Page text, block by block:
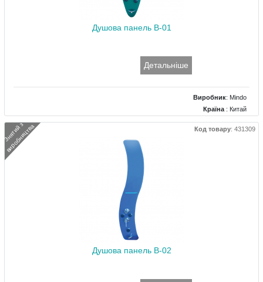
Душова панель B-01
Детальніше
Виробник: Mindo
Країна : Китай
Тип: Фігурна панель
Матеріал: Скло
З
н
я
т
и
й
з
в
и
р
о
б
н
и
ц
т
в
а Код товару: 431309
Душова панель B-02